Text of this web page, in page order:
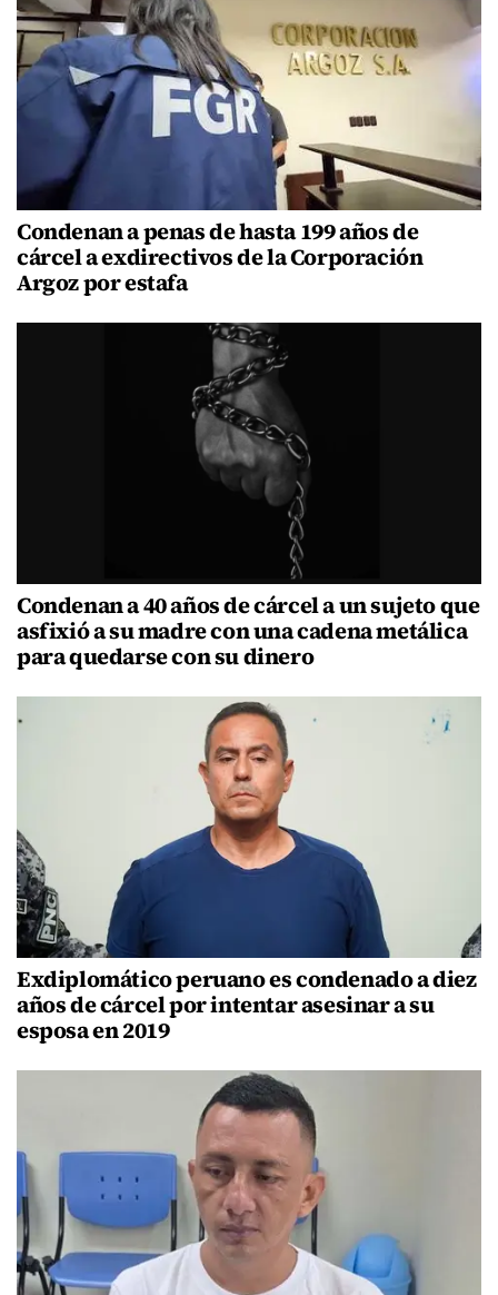
Condenan a penas de hasta 199 años de
cárcel a exdirectivos de la Corporación
Argoz por estafa
Condenan a 40 años de cárcel a un sujeto que
asfixió a su madre con una cadena metálica
para quedarse con su dinero
Exdiplomático peruano es condenado a diez
años de cárcel por intentar asesinar a su
esposa en 2019